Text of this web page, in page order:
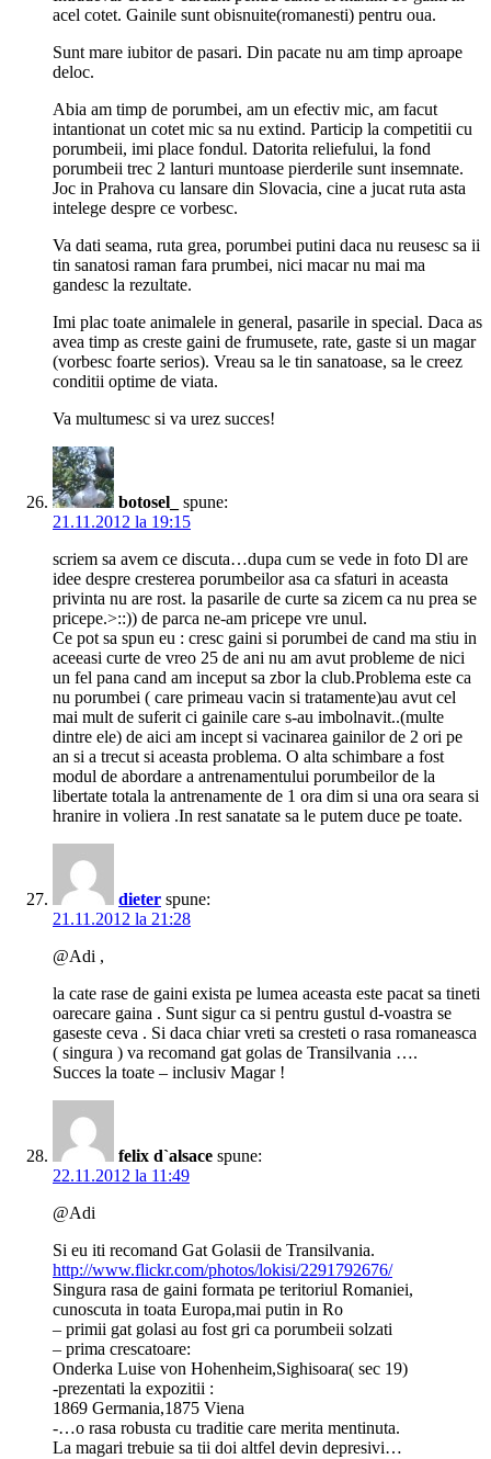
acel cotet. Gainile sunt obisnuite(romanesti) pentru oua.
Sunt mare iubitor de pasari. Din pacate nu am timp aproape
deloc.
Abia am timp de porumbei, am un efectiv mic, am facut
intantionat un cotet mic sa nu extind. Particip la competitii cu
porumbeii, imi place fondul. Datorita reliefului, la fond
porumbeii trec 2 lanturi muntoase pierderile sunt insemnate.
Joc in Prahova cu lansare din Slovacia, cine a jucat ruta asta
intelege despre ce vorbesc.
Va dati seama, ruta grea, porumbei putini daca nu reusesc sa ii
tin sanatosi raman fara prumbei, nici macar nu mai ma
gandesc la rezultate.
Imi plac toate animalele in general, pasarile in special. Daca as
avea timp as creste gaini de frumusete, rate, gaste si un magar
(vorbesc foarte serios). Vreau sa le tin sanatoase, sa le creez
conditii optime de viata.
Va multumesc si va urez succes!
botosel_
spune:
21.11.2012 la 19:15
scriem sa avem ce discuta…dupa cum se vede in foto Dl are
idee despre cresterea porumbeilor asa ca sfaturi in aceasta
privinta nu are rost. la pasarile de curte sa zicem ca nu prea se
pricepe.>::)) de parca ne-am pricepe vre unul.
Ce pot sa spun eu : cresc gaini si porumbei de cand ma stiu in
aceeasi curte de vreo 25 de ani nu am avut probleme de nici
un fel pana cand am inceput sa zbor la club.Problema este ca
nu porumbei ( care primeau vacin si tratamente)au avut cel
mai mult de suferit ci gainile care s-au imbolnavit..(multe
dintre ele) de aici am incept si vacinarea gainilor de 2 ori pe
an si a trecut si aceasta problema. O alta schimbare a fost
modul de abordare a antrenamentului porumbeilor de la
libertate totala la antrenamente de 1 ora dim si una ora seara si
hranire in voliera .In rest sanatate sa le putem duce pe toate.
dieter spune:
21.11.2012 la 21:28
@Adi ,
la cate rase de gaini exista pe lumea aceasta este pacat sa tineti
oarecare gaina . Sunt sigur ca si pentru gustul d-voastra se
gaseste ceva . Si daca chiar vreti sa cresteti o rasa romaneasca
( singura ) va recomand gat golas de Transilvania ….
Succes la toate – inclusiv Magar !
felix d`alsace spune:
22.11.2012 la 11:49
@Adi
Si eu iti recomand Gat Golasii de Transilvania.
http://www.flickr.com/photos/lokisi/2291792676/
Singura rasa de gaini formata pe teritoriul Romaniei,
cunoscuta in toata Europa,mai putin in Ro
– primii gat golasi au fost gri ca porumbeii solzati
– prima crescatoare:
Onderka Luise von Hohenheim,Sighisoara( sec 19)
-prezentati la expozitii :
1869 Germania,1875 Viena
-…o rasa robusta cu traditie care merita mentinuta.
La magari trebuie sa tii doi altfel devin depresivi…